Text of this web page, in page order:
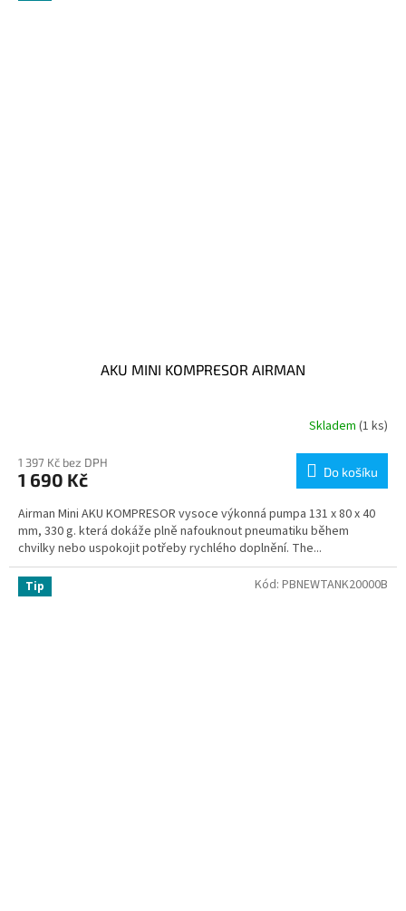
AKU MINI KOMPRESOR AIRMAN
Skladem (1 ks)
1 397 Kč bez DPH
1 690 Kč Do košíku
Airman Mini AKU KOMPRESOR vysoce výkonná pumpa 131 x 80 x 40
mm, 330 g. která dokáže plně nafouknout pneumatiku během
chvilky nebo uspokojit potřeby rychlého doplnění. The...
Tip Kód: PBNEWTANK20000B